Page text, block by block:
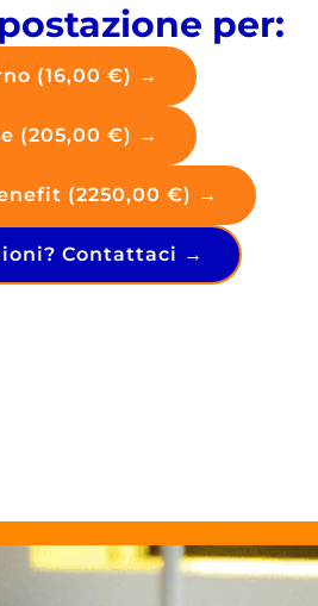
per:
(16,00 €) →
(205,00 €) →
(2250,00 €) →
Contattaci →